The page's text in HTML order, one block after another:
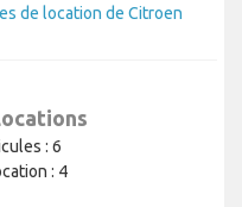
de location de Citroen
: 6
: 4